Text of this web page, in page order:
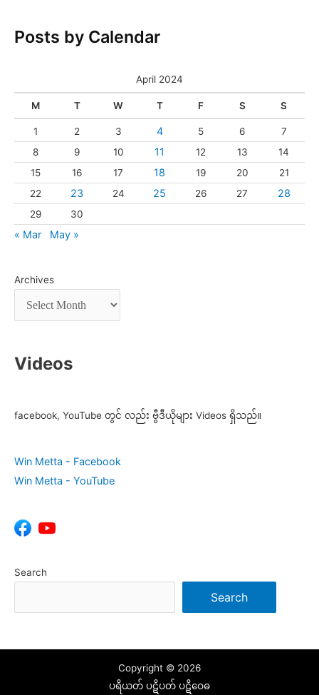
Posts by Calendar
April 2024
M T W T F S S
1 2 3 4 5 6
7
8
9 10 11 12 13
14
15
16 17 18 19 20
21
22
23 24 25 26 27 28
29 30
« Mar May »
Archives
Videos
facebook, YouTube တွင် လည်း ဗွီဒီယိုများ Videos ရှိသည်။
Win Metta - Facebook
Win Metta - YouTube
Search
Search
Copyright © 2026
ပရိယတ် ပဋိပတ် ပဋိဝေဓ